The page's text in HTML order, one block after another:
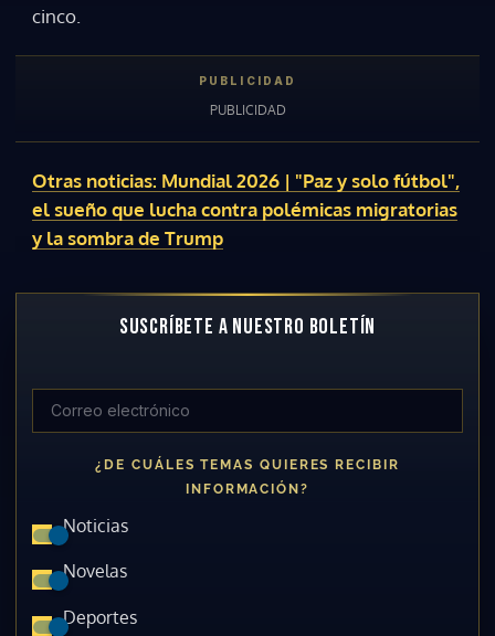
cinco.
Otras noticias: Mundial 2026 | "Paz y solo fútbol",
el sueño que lucha contra polémicas migratorias
y la sombra de Trump
SUSCRÍBETE A NUESTRO BOLETÍN
¿DE CUÁLES TEMAS QUIERES RECIBIR
INFORMACIÓN?
Noticias
Novelas
Deportes